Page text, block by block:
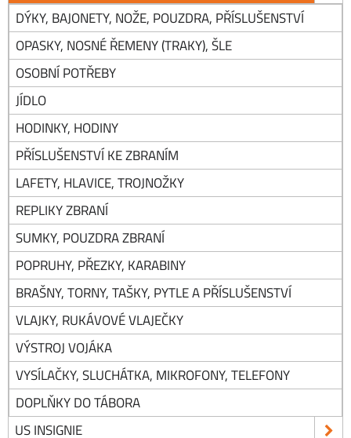
DÝKY, BAJONETY, NOŽE, POUZDRA, PŘÍSLUŠENSTVÍ
OPASKY, NOSNÉ ŘEMENY (TRAKY), ŠLE
OSOBNÍ POTŘEBY
JÍDLO
HODINKY, HODINY
PŘÍSLUŠENSTVÍ KE ZBRANÍM
LAFETY, HLAVICE, TROJNOŽKY
REPLIKY ZBRANÍ
SUMKY, POUZDRA ZBRANÍ
POPRUHY, PŘEZKY, KARABINY
BRAŠNY, TORNY, TAŠKY, PYTLE A PŘÍSLUŠENSTVÍ
VLAJKY, RUKÁVOVÉ VLAJEČKY
VÝSTROJ VOJÁKA
VYSÍLAČKY, SLUCHÁTKA, MIKROFONY, TELEFONY
DOPLŇKY DO TÁBORA
US INSIGNIE